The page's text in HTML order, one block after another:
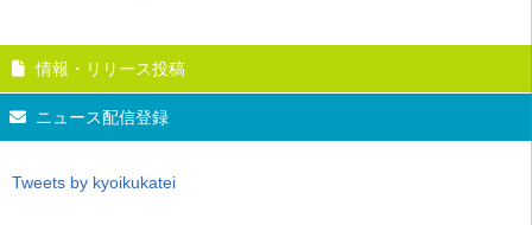
情報・リリース投稿
ニュース配信登録
Tweets by kyoikukatei